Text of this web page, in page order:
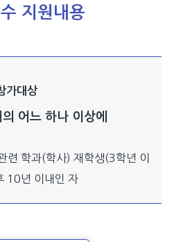
지원내용
가대상
어느 하나 이상에
련 학과(학사) 재학생(3학년 이
10년 이내인 자